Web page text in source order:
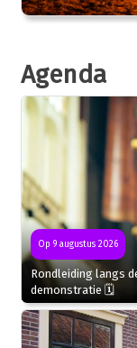
Agenda
Op 9 augustus 2026
Rondleiding langs
demonstratie 🗓